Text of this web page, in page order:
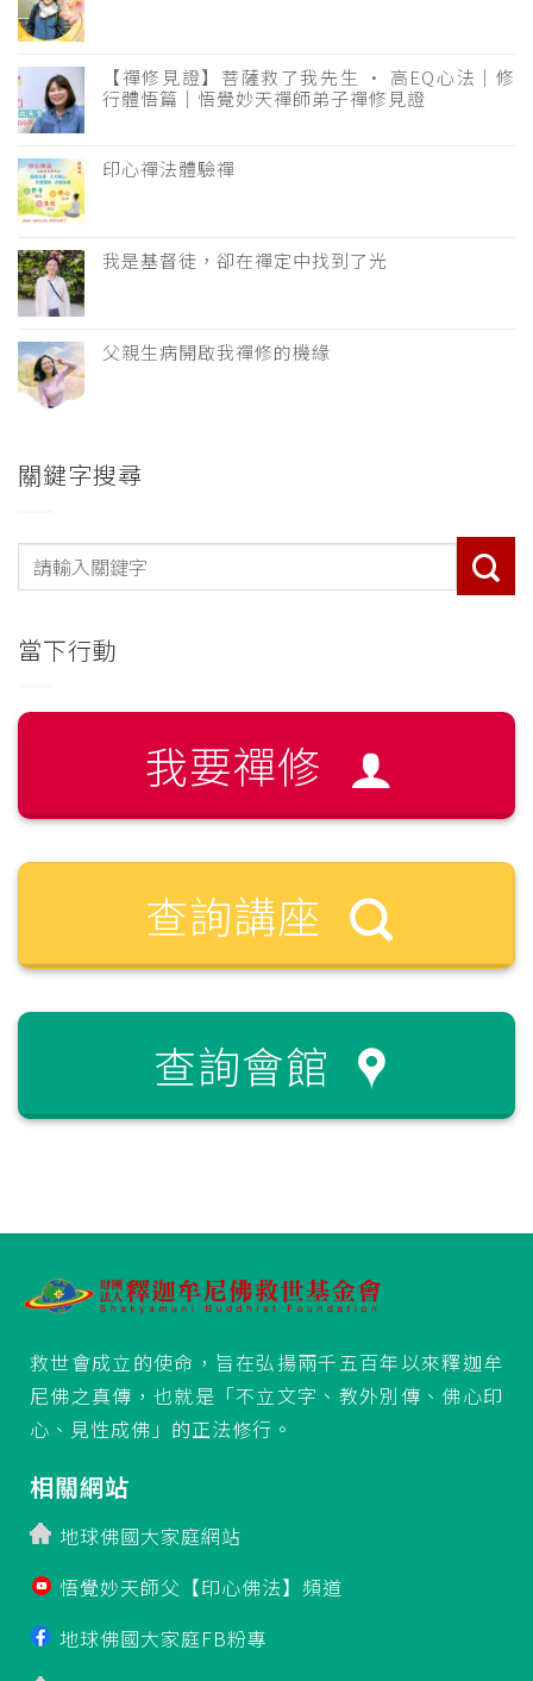
【禪修見證】菩薩救了我先生 · 高EQ心法｜修
行體悟篇｜悟覺妙天禪師弟子禪修見證
印心禪法體驗禪
我是基督徒，卻在禪定中找到了光
父親生病開啟我禪修的機緣
關鍵字搜尋
當下行動
我要禪修
查詢講座
查詢會館
救世會成立的使命，旨在弘揚兩千五百年以來釋迦牟
尼佛之真傳，也就是「不立文字、教外別傳、佛心印
心、見性成佛」的正法修行。
相關網站
地球佛國大家庭網站
悟覺妙天師父【印心佛法】頻道
地球佛國大家庭FB粉專